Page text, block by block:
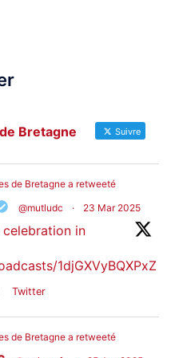
Bretagne Suivre
de Bretagne a retweeté
@mutludc · 23 Mar 2025
celebration in
1djGXVyBQXPxZ
Twitter
de Bretagne a retweeté